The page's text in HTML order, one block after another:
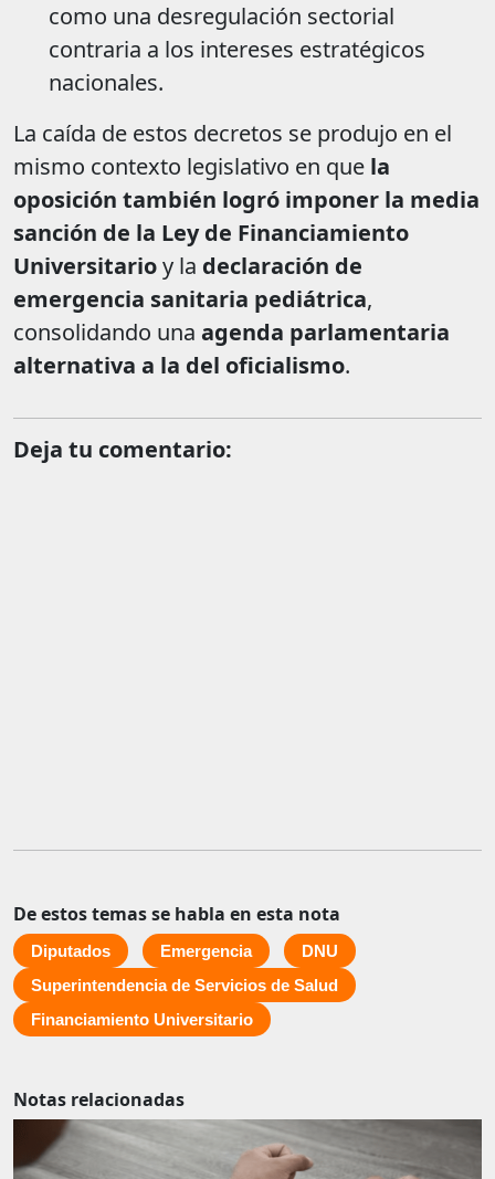
como una desregulación sectorial
contraria a los intereses estratégicos
nacionales.
La caída de estos decretos se produjo en el
mismo contexto legislativo en que la
oposición también logró imponer la media
sanción de la Ley de Financiamiento
Universitarioy la declaración de
emergencia sanitaria pediátrica,
consolidando una agenda parlamentaria
alternativa a la del oficialismo.
Deja tu comentario:
De estos temas se habla en esta nota
Diputados Emergencia
DNU
Superintendencia de Servicios de Salud
Financiamiento Universitario
Notas relacionadas